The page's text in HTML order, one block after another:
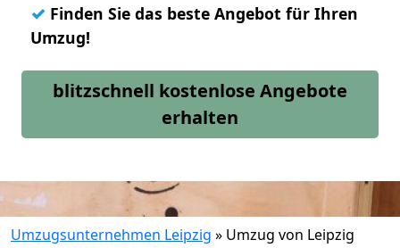
✓ Finden Sie das beste Angebot für Ihren
Umzug!
blitzschnell kostenlose Angebote
erhalten
Umzugsunternehmen Leipzig » Umzug von Leipzig